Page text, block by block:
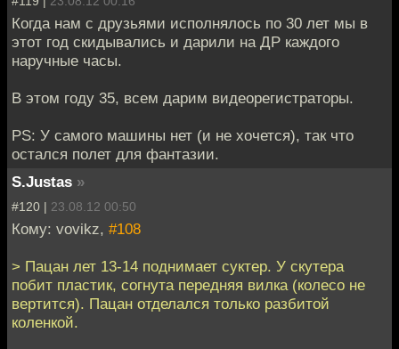
Когда нам с друзьями исполнялось по 30 лет мы в
этот год скидывались и дарили на ДР каждого
наручные часы.
В этом году 35, всем дарим видеорегистраторы.
PS: У самого машины нет (и не хочется), так что
остался полет для фантазии.
S.Justas »
#120 | 23.08.12 00:50
Кому: vovikz, #108
> Пацан лет 13-14 поднимает суктер. У скутера
побит пластик, согнута передняя вилка (колесо не
вертится). Пацан отделался только разбитой
коленкой.